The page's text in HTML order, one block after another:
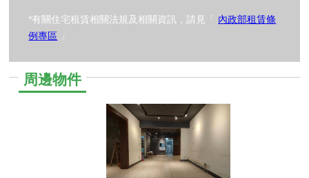
*有關住宅租賃相關法規及相關資訊，請見「 內政部租賃條
例專區 」
周邊物件